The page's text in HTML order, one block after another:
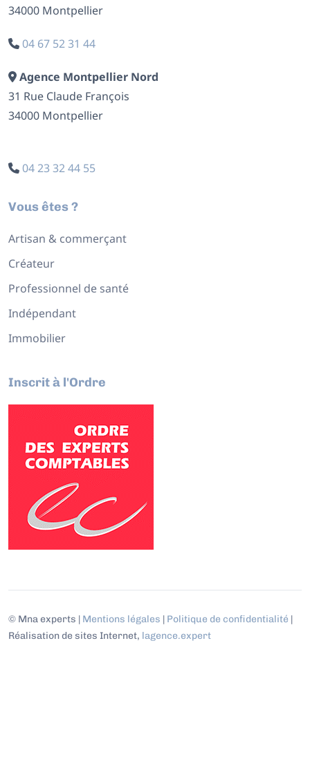
34000 Montpellier
04 67 52 31 44
Agence Montpellier Nord
31 Rue Claude François
34000 Montpellier
04 23 32 44 55
Vous êtes ?
Artisan & commerçant
Créateur
Professionnel de santé
Indépendant
Immobilier
Inscrit à l'Ordre
© Mna experts | Mentions légales | Politique de confidentialité |
Réalisation de sites Internet, lagence.expert